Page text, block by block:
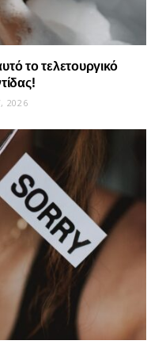
το τελετουργικό
2026